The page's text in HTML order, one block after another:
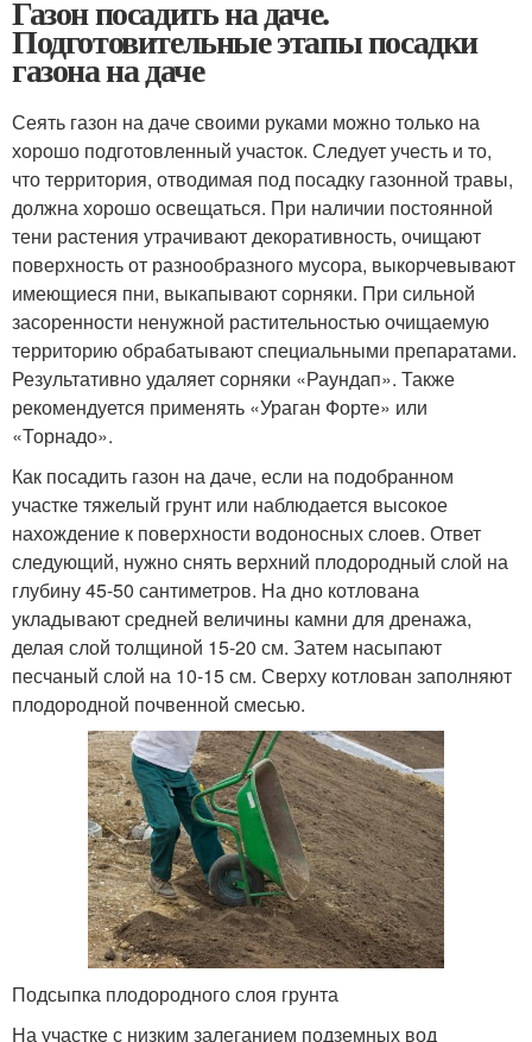
Газон посадить на даче.
Подготовительные этапы посадки
газона на даче
Сеять газон на даче своими руками можно только на
хорошо подготовленный участок. Следует учесть и то,
что территория, отводимая под посадку газонной травы,
должна хорошо освещаться. При наличии постоянной
тени растения утрачивают декоративность, очищают
поверхность от разнообразного мусора, выкорчевывают
имеющиеся пни, выкапывают сорняки. При сильной
засоренности ненужной растительностью очищаемую
территорию обрабатывают специальными препаратами.
Результативно удаляет сорняки «Раундап». Также
рекомендуется применять «Ураган Форте» или
«Торнадо».
Как посадить газон на даче, если на подобранном
участке тяжелый грунт или наблюдается высокое
нахождение к поверхности водоносных слоев. Ответ
следующий, нужно снять верхний плодородный слой на
глубину 45-50 сантиметров. На дно котлована
укладывают средней величины камни для дренажа,
делая слой толщиной 15-20 см. Затем насыпают
песчаный слой на 10-15 см. Сверху котлован заполняют
плодородной почвенной смесью.
Подсыпка плодородного слоя грунта
На участке с низким залеганием подземных вод